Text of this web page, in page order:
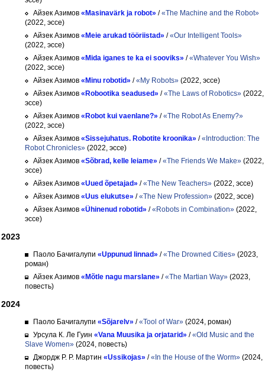
Айзек Азимов «Masinavärk ja robot» /«The Machine and the Robot»
(2022, эссе)
Айзек Азимов «Meie arukad tööriistad» /«Our Intelligent Tools»
(2022, эссе)
Айзек Азимов «Mida iganes te ka ei sooviks» /«Whatever You Wish»
(2022, эссе)
Айзек Азимов «Minu robotid» /«My Robots» (2022, эссе)
Айзек Азимов «Robootika seadused» /«The Laws of Robotics» (2022,
эссе)
Айзек Азимов «Robot kui vaenlane?» /«The Robot As Enemy?»
(2022, эссе)
Айзек Азимов «Sissejuhatus. Robotite kroonika» /«Introduction: The
Robot Chronicles» (2022, эссе)
Айзек Азимов «Sõbrad, kelle leiame» /«The Friends We Make» (2022,
эссе)
Айзек Азимов «Uued õpetajad» /«The New Teachers» (2022, эссе)
Айзек Азимов «Uus elukutse» /«The New Profession» (2022, эссе)
Айзек Азимов «Ühinenud robotid» /«Robots in Combination» (2022,
эссе)
2023
Паоло Бачигалупи «Uppunud linnad» /«The Drowned Cities» (2023,
роман)
Айзек Азимов «Mõtle nagu marslane» /«The Martian Way» (2023,
повесть)
2024
Паоло Бачигалупи «Sõjarelv» /«Tool of War» (2024, роман)
Урсула К. Ле Гуин «Vana Muusika ja orjatarid» /«Old Music and the
Slave Women» (2024, повесть)
Джордж Р. Р. Мартин «Ussikojas» /«In the House of the Worm» (2024,
повесть)